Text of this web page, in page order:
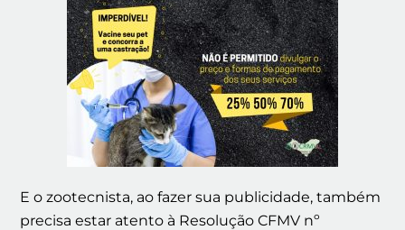
E o zootecnista, ao fazer sua publicidade, também
precisa estar atento à Resolução CFMV nº